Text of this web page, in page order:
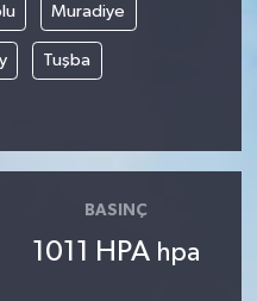
Muradiye
Tuşba
BASINÇ
1011 HPA hpa